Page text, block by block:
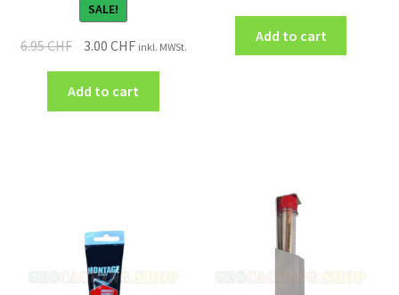
SALE!
6.95CHF 3.00 CHF inkl. MWSt.
Add to cart
Add to cart